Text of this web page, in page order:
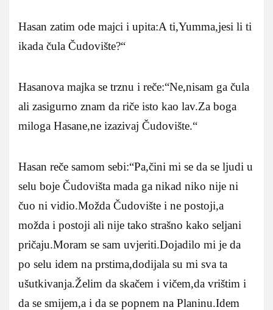
Hasan zatim ode majci i upita:A ti,Yumma,jesi li ti
ikada čula Čudovište?“
Hasanova majka se trznu i reče:“Ne,nisam ga čula
ali zasigurno znam da riče isto kao lav.Za boga
miloga Hasane,ne izazivaj Čudovište.“
Hasan reče samom sebi:“Pa,čini mi se da se ljudi u
selu boje Čudovišta mada ga nikad niko nije ni
čuo ni vidio.Možda Čudovište i ne postoji,a
možda i postoji ali nije tako strašno kako seljani
pričaju.Moram se sam uvjeriti.Dojadilo mi je da
po selu idem na prstima,dodijala su mi sva ta
ušutkivanja.Želim da skačem i vičem,da vrištim i
da se smijem,a i da se popnem na Planinu.Idem